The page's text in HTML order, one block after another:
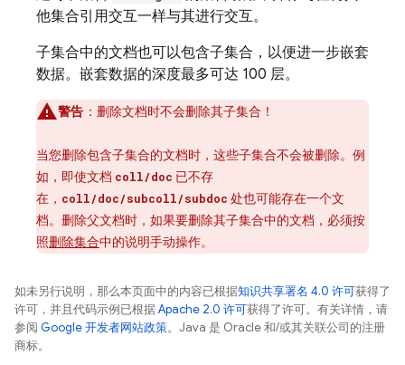
他集合引用交互一样与其进行交互。
子集合中的文档也可以包含子集合，以便进一步嵌套
数据。嵌套数据的深度最多可达 100 层。
警告 ： 删除文档时不会删除其子集合！
当您删除包含子集合的文档时，这些子集合不会被删除。例
如，即使文档 coll/doc 已不存
在， coll/doc/subcoll/subdoc 处也可能存在一个文
档。删除父文档时，如果要删除其子集合中的文档，必须按
照删除集合中的说明手动操作。
如未另行说明，那么本页面中的内容已根据知识共享署名 4.0 许可获得了
许可，并且代码示例已根据Apache 2.0 许可获得了许可。有关详情，请
参阅 Google 开发者网站政策。Java 是 Oracle 和/或其关联公司的注册
商标。